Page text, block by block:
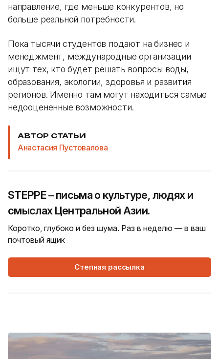
направление, где меньше конкурентов, но
больше реальной потребности.
Пока тысячи студентов подают на бизнес и
менеджмент, международные организации
ищут тех, кто будет решать вопросы воды,
образования, экологии, здоровья и развития
регионов. Именно там могут находиться самые
недооцененные возможности.
АВТОР СТАТЬИ
Анастасия Пустовалова
STEPPE – письма о культуре, людях и
смыслах Центральной Азии.
Коротко, глубоко и без шума. Раз в неделю — в ваш
почтовый ящик
Степная рассылка